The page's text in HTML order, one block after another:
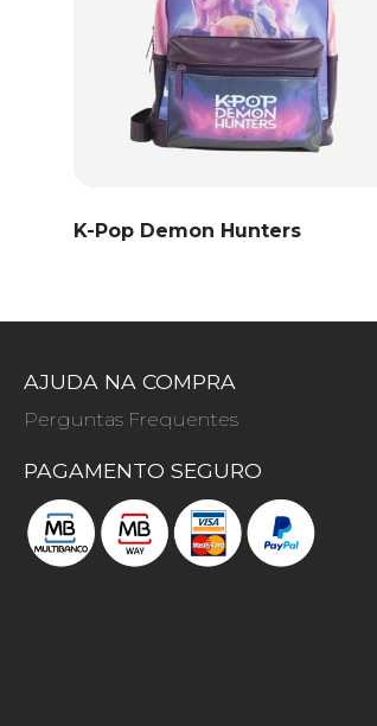
K-Pop Demon Hunters
AJUDA NA COMPRA
Perguntas Frequentes
PAGAMENTO SEGURO